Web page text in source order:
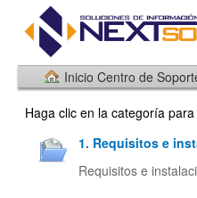
Inicio Centro de
Haga clic en la categoría
1. Requisitos e
Requisitos e